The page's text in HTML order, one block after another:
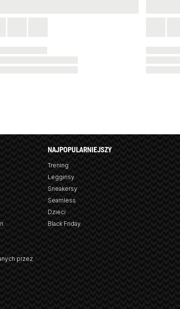
przez
NAJPOPULARNIEJSZY
Trening
Legginsy
Sneakersy
Seamless
Dzieci
Black Friday